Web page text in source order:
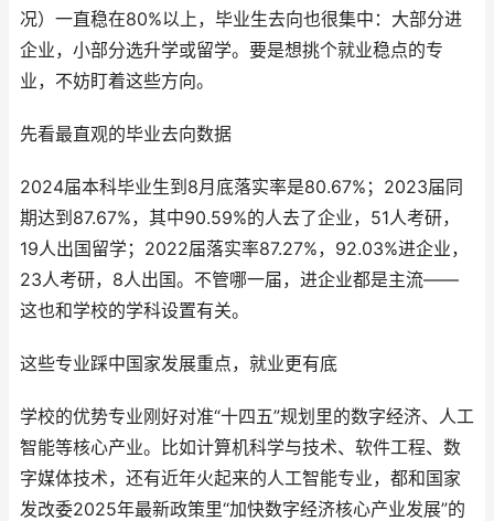
况）一直稳在80%以上，毕业生去向也很集中：大部分进
企业，小部分选升学或留学。要是想挑个就业稳点的专
业，不妨盯着这些方向。
先看最直观的毕业去向数据
2024届本科毕业生到8月底落实率是80.67%；2023届同
期达到87.67%，其中90.59%的人去了企业，51人考研，
19人出国留学；2022届落实率87.27%，92.03%进企业，
23人考研，8人出国。不管哪一届，进企业都是主流——
这也和学校的学科设置有关。
这些专业踩中国家发展重点，就业更有底
学校的优势专业刚好对准“十四五”规划里的数字经济、人工
智能等核心产业。比如计算机科学与技术、软件工程、数
字媒体技术，还有近年火起来的人工智能专业，都和国家
发改委2025年最新政策里“加快数字经济核心产业发展”的